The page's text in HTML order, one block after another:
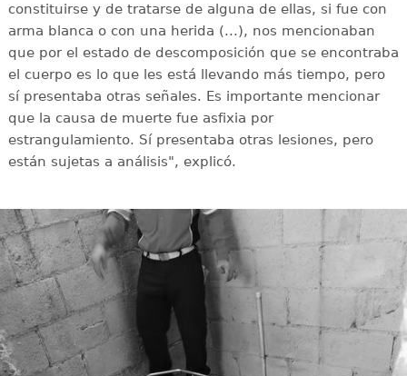
constituirse y de tratarse de alguna de ellas, si fue con
arma blanca o con una herida (...), nos mencionaban
que por el estado de descomposición que se encontraba
el cuerpo es lo que les está llevando más tiempo, pero
sí presentaba otras señales. Es importante mencionar
que la causa de muerte fue asfixia por
estrangulamiento. Sí presentaba otras lesiones, pero
están sujetas a análisis", explicó.